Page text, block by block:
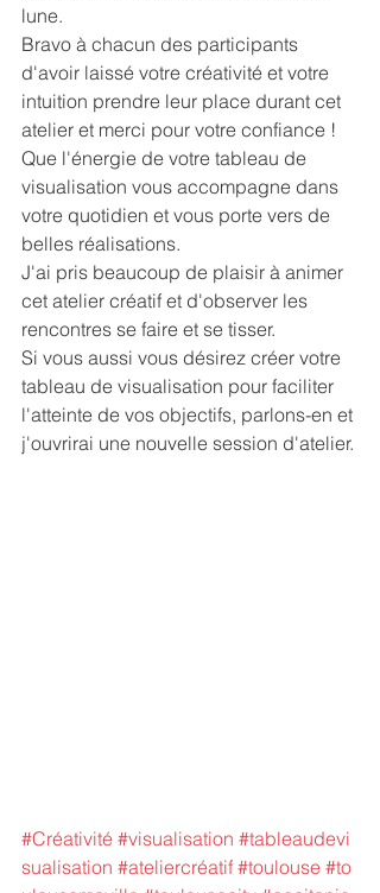
lune.
Bravo à chacun des participants
d'avoir laissé votre créativité et votre
intuition prendre leur place durant cet
atelier et merci pour votre confiance !
Que l'énergie de votre tableau de
visualisation vous accompagne dans
votre quotidien et vous porte vers de
belles réalisations.
J'ai pris beaucoup de plaisir à animer
cet atelier créatif et d'observer les
rencontres se faire et se tisser.
Si vous aussi vous désirez créer votre
tableau de visualisation pour faciliter
l'atteinte de vos objectifs, parlons-en et
j'ouvrirai une nouvelle session d'atelier.
#Créativité #visualisation #tableaudevi
sualisation #ateliercréatif #toulouse #to